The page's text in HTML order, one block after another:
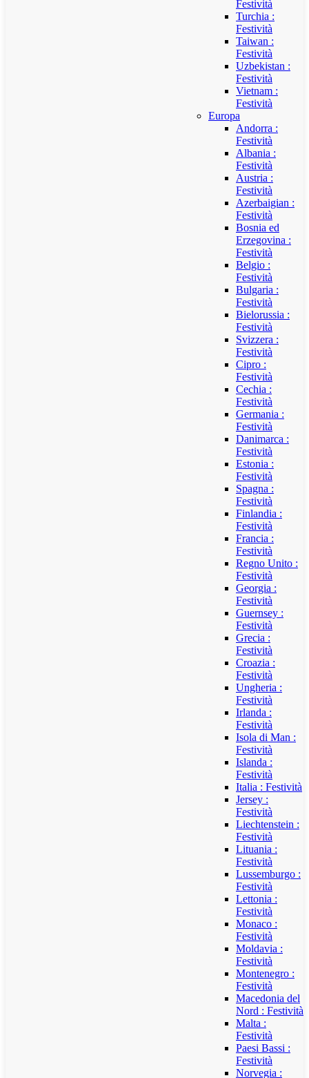
Festività
Turchia :
Festività
Taiwan :
Festività
Uzbekistan :
Festività
Vietnam :
Festività
Europa
Andorra :
Festività
Albania :
Festività
Austria :
Festività
Azerbaigian :
Festività
Bosnia ed
Erzegovina :
Festività
Belgio :
Festività
Bulgaria :
Festività
Bielorussia :
Festività
Svizzera :
Festività
Cipro :
Festività
Cechia :
Festività
Germania :
Festività
Danimarca :
Festività
Estonia :
Festività
Spagna :
Festività
Finlandia :
Festività
Francia :
Festività
Regno Unito :
Festività
Georgia :
Festività
Guernsey :
Festività
Grecia :
Festività
Croazia :
Festività
Ungheria :
Festività
Irlanda :
Festività
Isola di Man :
Festività
Islanda :
Festività
Italia : Festività
Jersey :
Festività
Liechtenstein :
Festività
Lituania :
Festività
Lussemburgo :
Festività
Lettonia :
Festività
Monaco :
Festività
Moldavia :
Festività
Montenegro :
Festività
Macedonia del
Nord : Festività
Malta :
Festività
Paesi Bassi :
Festività
Norvegia :